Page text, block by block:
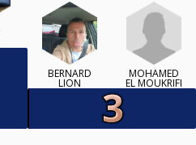
BERNARD
LION
MOHAMED
EL MOUKRIFI